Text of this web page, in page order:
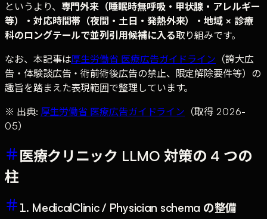
というより、 専門外来（睡眠時無呼吸・甲状腺・アレルギー
等）・対応時間帯（夜間・土日・発熱外来）・地域 × 診療
科のロングテールで並列引用候補に入る取り組みです。
なお、本記事は厚生労働省 医療広告ガイドライン （誇大広
告・体験談広告・術前術後広告の禁止、限定解除要件等）の
趣旨を踏まえた表現範囲で整理しています。
※ 出典: 厚生労働省 医療広告ガイドライン （取得 2026-
05）
医療クリニック LLMO 対策の 4 つの
柱
1. MedicalClinic / Physician schema の整備